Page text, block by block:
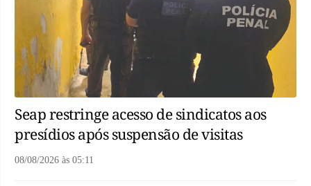
Seap restringe acesso de sindicatos aos
presídios após suspensão de visitas
08/08/2026 às 05:11